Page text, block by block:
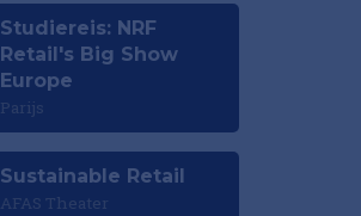
Studiereis: NRF
Retail's Big Show
Europe
Parijs
Sustainable Retail
AFAS Theater